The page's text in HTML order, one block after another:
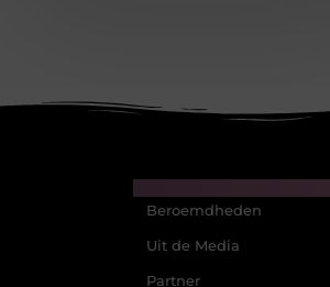
Beroemdheden
Uit de Media
Partner